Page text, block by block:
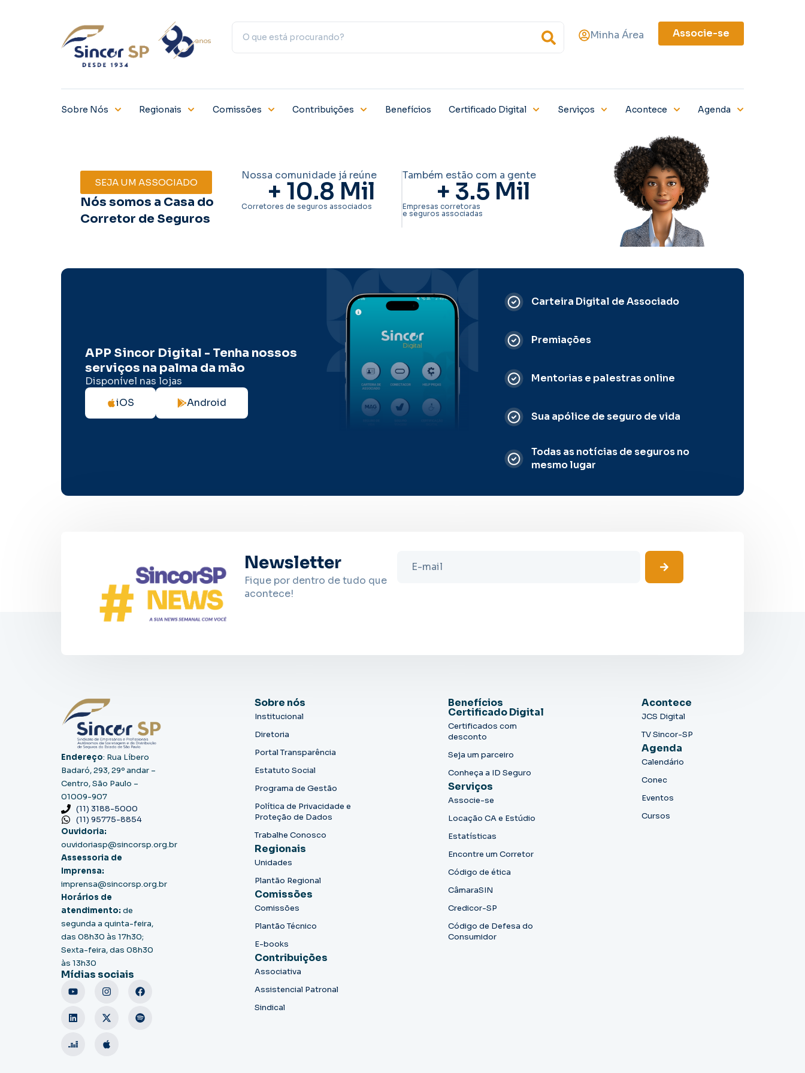
Minha Área Associe-se
Sobre Nós Regionais Comissões Contribuições Benefícios Certificado Digital Serviços Acontece Agenda
SEJA UM ASSOCIADO
Nós somos a Casa do
Corretor de Seguros
Nossa comunidade já reúne
+ 10.8 Mil
Corretores de seguros associados
Também estão com a gente
+ 3.5 Mil
Empresas corretoras
e seguros associadas
APP Sincor Digital - Tenha nossos
serviços na palma da mão
Disponível nas lojas
iOS
Android
Carteira Digital de Associado
Premiações
Mentorias e palestras online
Sua apólice de seguro de vida
Todas as notícias de seguros no
mesmo lugar
Newsletter
Fique por dentro de tudo que
acontece!
Endereço: Rua Líbero
Badaró, 293, 29º andar –
Centro, São Paulo –
01009-907
(11) 3188-5000
(11) 95775-8854
Ouvidoria:
ouvidoriasp@sincorsp.org.br
Assessoria de
Imprensa:
imprensa@sincorsp.org.br
Horários de
atendimento: de
segunda a quinta-feira,
das 08h30 às 17h30;
Sexta-feira, das 08h30
às 13h30
Mídias sociais
Sobre nós
Institucional
Diretoria
Portal Transparência
Estatuto Social
Programa de Gestão
Política de Privacidade e
Proteção de Dados
Trabalhe Conosco
Regionais
Unidades
Plantão Regional
Comissões
Comissões
Plantão Técnico
E-books
Contribuições
Associativa
Assistencial Patronal
Sindical
Benefícios
Certificado Digital
Certificados com
desconto
Seja um parceiro
Conheça a ID Seguro
Serviços
Associe-se
Locação CA e Estúdio
Estatísticas
Encontre um Corretor
Código de ética
CâmaraSIN
Credicor-SP
Código de Defesa do
Consumidor
Acontece
JCS Digital
TV Sincor-SP
Agenda
Calendário
Conec
Eventos
Cursos